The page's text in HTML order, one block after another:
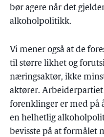
bør agere når det
alkoholpolitikk.
Vi mener også at de
til større likhet og
næringsaktør, ikke
aktører. Arbeiderpartiet
forenklinger er med på
en helhetlig
bevisste på at formålet